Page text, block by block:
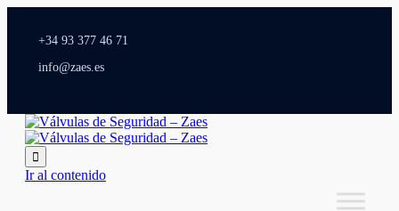
+34 93 377 46 71
info@zaes.es

Ir al contenido